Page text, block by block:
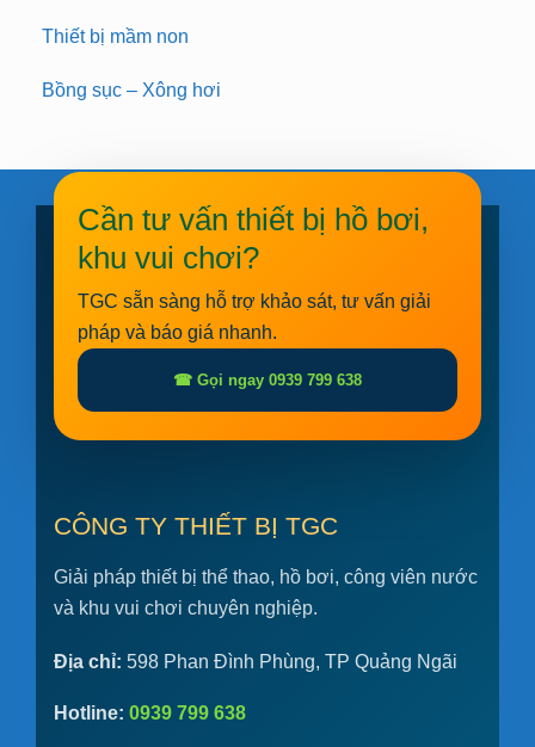
Thiết bị mầm non
Bồng sục – Xông hơi
Cần tư vấn thiết bị hồ bơi,
khu vui chơi?
TGC sẵn sàng hỗ trợ khảo sát, tư vấn giải
pháp và báo giá nhanh.
☎ Gọi ngay 0939 799 638
CÔNG TY THIẾT BỊ TGC
Giải pháp thiết bị thể thao, hồ bơi, công viên nước
và khu vui chơi chuyên nghiệp.
Địa chỉ: 598 Phan Đình Phùng, TP Quảng Ngãi
Hotline: 0939 799 638